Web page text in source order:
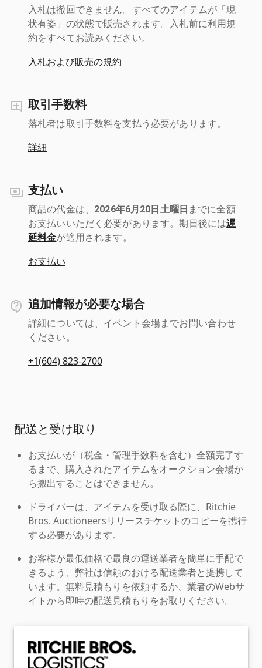
入札は撤回できません。すべてのアイテムが「現
状有姿」の状態で販売されます。入札前に利用規
約をすべてお読みください。
入札および販売の規約
取引手数料
落札者は取引手数料を支払う必要があります。
詳細
支払い
商品の代金は、 2026年6月20日土曜日 までに全額
お支払いいただく必要があります。期日後には遅
延料金が適用されます。
お支払い
追加情報が必要な場合
詳細については、イベント会場までお問い合わせ
ください。
+1(604) 823-2700
配送と受け取り
お支払いが（税金・管理手数料を含む）全額完了す
るまで、購入されたアイテムをオークション会場か
ら搬出することはできません。
ドライバーは、アイテムを受け取る際に、Ritchie
Bros. Auctioneersリリースチケットのコピーを携行
する必要があります。
お客様が最低価格で最良の運送業者を簡単に手配で
きるよう、弊社は信頼のおける配送業者と提携して
います。無料見積もりを依頼するか、業者のWebサ
イトから即時の配送見積もりをお取りください。